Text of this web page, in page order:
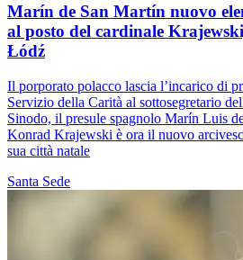
Marín de San Martín nuovo
al posto del cardinale
Łódź
Il porporato polacco lascia l’incarico di
Servizio della Carità al sottosegretario
Sinodo, il presule spagnolo Marín Luis
Konrad Krajewski è ora il nuovo
sua città natale
Santa Sede